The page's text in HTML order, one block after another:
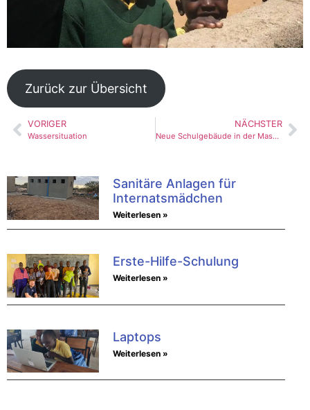
Zurück zur Übersicht
VORIGER
Wassersituation
NÄCHSTER
Neue Schulgebäude in der Massaisteppe
Sanitäre Anlagen für
Internatsmädchen
Weiterlesen »
Erste-Hilfe-Schulung
Weiterlesen »
Laptops
Weiterlesen »